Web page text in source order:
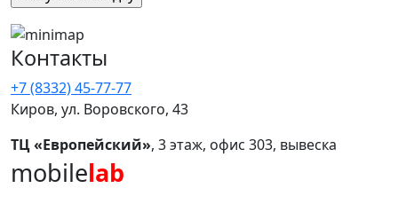
Контакты
+7 (8332) 45-77-77
Киров, ул. Воровского, 43
ТЦ «Европейский», 3 этаж, офис 303, вывеска
mobilelab